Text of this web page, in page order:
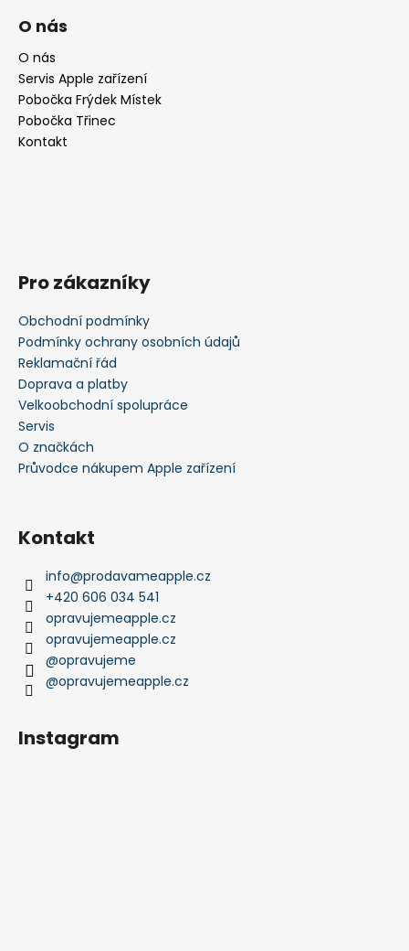
O nás
O nás
Servis Apple zařízení
Pobočka Frýdek Místek
Pobočka Třinec
Kontakt
Pro zákazníky
Obchodní podmínky
Podmínky ochrany osobních údajů
Reklamační řád
Doprava a platby
Velkoobchodní spolupráce
Servis
O značkách
Průvodce nákupem Apple zařízení
Kontakt
info@prodavameapple.cz
+420 606 034 541
opravujemeapple.cz
opravujemeapple.cz
@opravujeme
@opravujemeapple.cz
Instagram